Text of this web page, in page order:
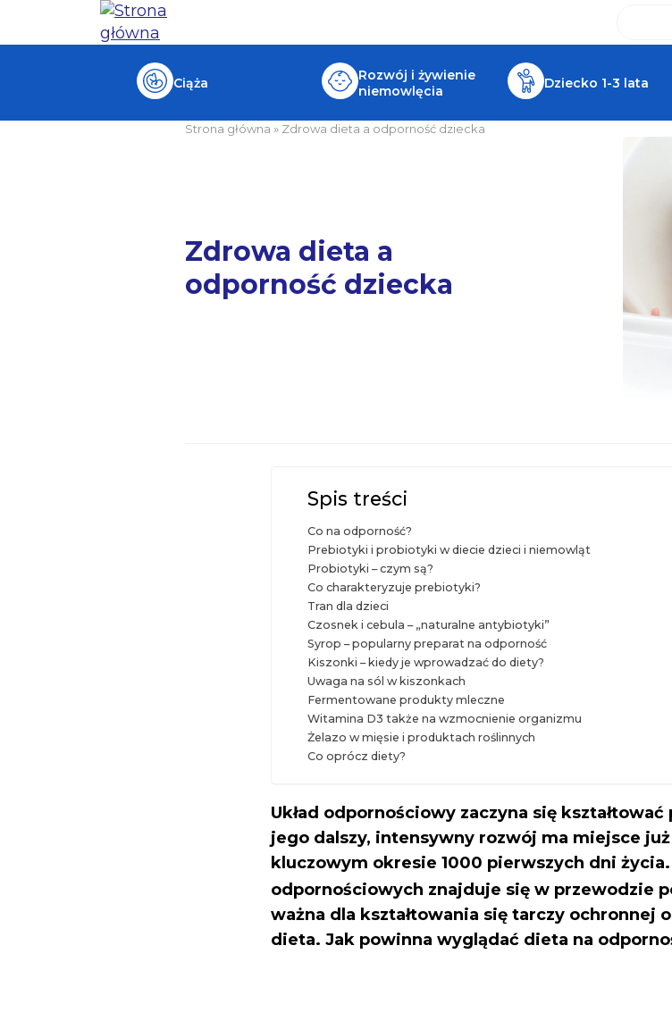
Ciąża
Rozwój i żywienie
niemowlęcia
Dziecko 1-3 lata
Strona główna » Zdrowa dieta a odporność dziecka
Zdrowa dieta a
odporność dziecka
Spis treści
Co na odporność?
Prebiotyki i probiotyki w diecie dzieci i niemowląt
Probiotyki – czym są?
Co charakteryzuje prebiotyki?
Tran dla dzieci
Czosnek i cebula – „naturalne antybiotyki”
Syrop – popularny preparat na odporność
Kiszonki – kiedy je wprowadzać do diety?
Uwaga na sól w kiszonkach
Fermentowane produkty mleczne
Witamina D3 także na wzmocnienie organizmu
Żelazo w mięsie i produktach roślinnych
Co oprócz diety?
Układ odpornościowy zaczyna się
jego dalszy, intensywny rozwój ma miejsce
kluczowym okresie 1000 pierwszych dni
odpornościowych znajduje się w przewodzie
ważna dla kształtowania się tarczy ochronnej
dieta. Jak powinna wyglądać dieta na